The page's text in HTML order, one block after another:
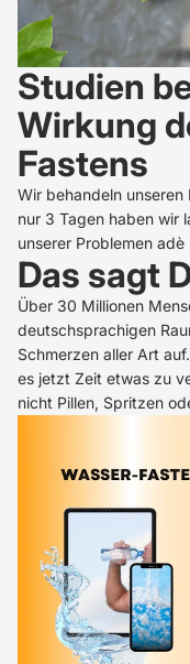
Studien
Wirkung
Fastens
Wir behandeln unseren
nur 3 Tagen haben wir
unserer Problemen
Das sagt
Über 30 Millionen
deutschsprachigen
Schmerzen aller Art
es jetzt Zeit etwas zu
nicht Pillen, Spritzen